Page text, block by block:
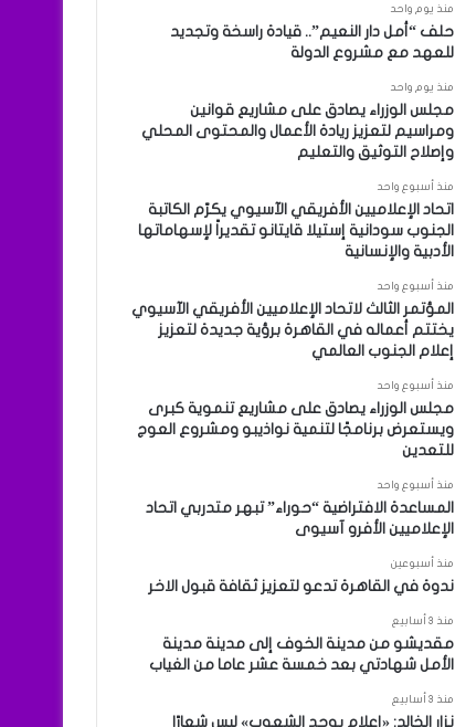
منذ يوم واحد
حلف “أمل دار النعيم”.. قيادة راسخة وتجديد
للعهد مع مشروع الدولة
منذ يوم واحد
مجلس الوزراء يصادق على مشاريع قوانين
ومراسيم لتعزيز ريادة الأعمال والمحتوى المحلي
وإصلاح التوثيق والتعليم
منذ أسبوع واحد
اتحاد الإعلاميين الأفريقي الآسيوي يكرّم الكاتبة
الجنوب سودانية إستيلا قايتانو تقديراً لإسهاماتها
الأدبية والإنسانية
منذ أسبوع واحد
المؤتمر الثالث لاتحاد الإعلاميين الأفريقي الآسيوي
يختتم أعماله في القاهرة برؤية جديدة لتعزيز
إعلام الجنوب العالمي
منذ أسبوع واحد
مجلس الوزراء يصادق على مشاريع تنموية كبرى
ويستعرض برنامجًا لتنمية نواذيبو ومشروع العوج
للتعدين
منذ أسبوع واحد
المساعدة الافتراضية “حوراء” تبهر متدربي اتحاد
الإعلاميين الأفرو آسيوى
منذ أسبوعين
ندوة في القاهرة تدعو لتعزيز ثقافة قبول الاخر
منذ 3 أسابيع
مقديشو من مدينة الخوف إلى مدينة مدينة
الأمل شهادتي بعد خمسة عشر عاما من الغياب
منذ 3 أسابيع
نزار الخالد: «إعلام يوحد الشعوب» ليس شعارًا